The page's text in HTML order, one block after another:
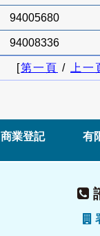
94005680
94008336
[第一頁 / 上一
商業登記 有